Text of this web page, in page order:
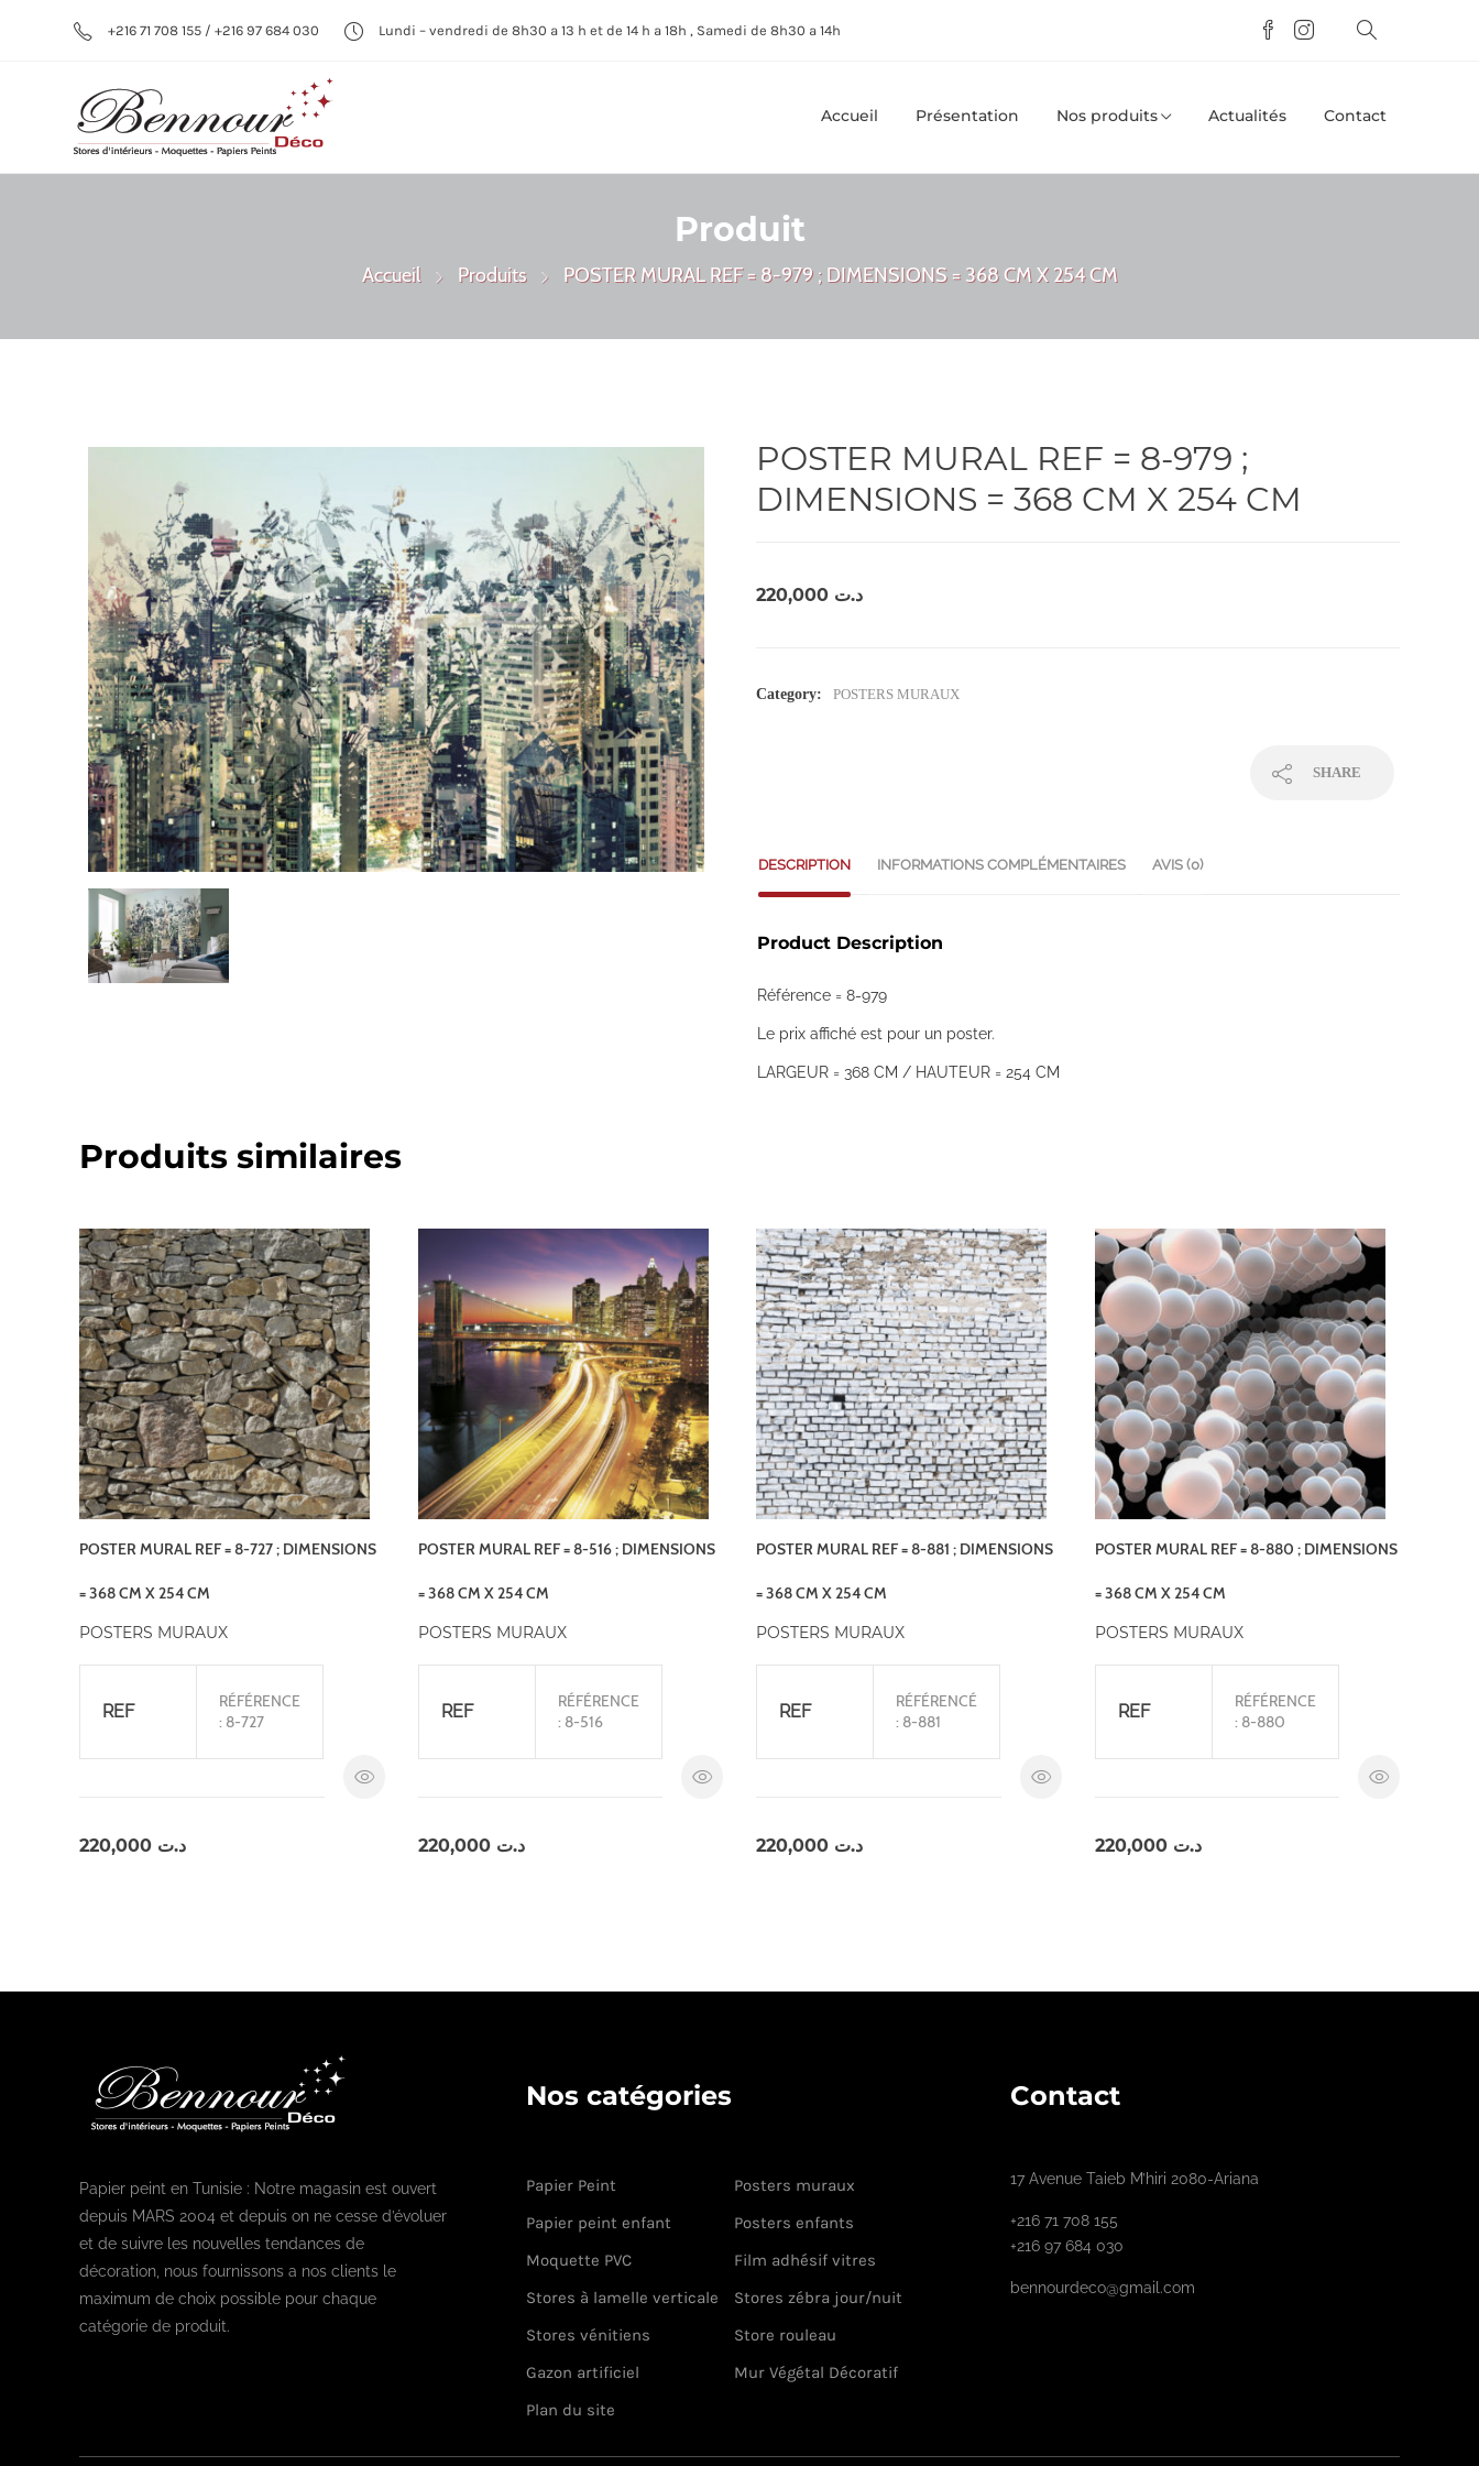
+216 71 708 155 / +216 97 684 030 Lundi – vendredi de 8h30 a 13 h et de 14 h a 18h , Samedi de 8h30 a 14h
Accueil Présentation Nos produits Actualités Contact
Produit
Accueil Produits POSTER MURAL REF = 8-979 ; DIMENSIONS = 368 CM X 254 CM
POSTER MURAL REF = 8-979 ;
DIMENSIONS = 368 CM X 254 CM
د.ت
Category: POSTERS MURAUX
SHARE
DESCRIPTION INFORMATIONS COMPLÉMENTAIRES AVIS (0)
Product Description
Référence = 8-979
Le prix affiché est pour un poster.
LARGEUR = 368 CM / HAUTEUR = 254 CM
Produits similaires
POSTER MURAL REF = 8-727 ; DIMENSIONS
= 368 CM X 254 CM
POSTERS MURAUX
REF
RÉFÉRENCE
: 8-727
د.ت
POSTER MURAL REF = 8-516 ; DIMENSIONS
= 368 CM X 254 CM
POSTERS MURAUX
REF
RÉFÉRENCE
: 8-516
د.ت 220,000
POSTER MURAL REF = 8-881 ; DIMENSIONS
= 368 CM X 254 CM
POSTERS MURAUX
REF
RÉFÉRENCÉ
: 8-881
د.ت
POSTER MURAL REF = 8-880 ; DIMENSIONS
= 368 CM X 254 CM
POSTERS MURAUX
REF
RÉFÉRENCE
: 8-880
د.ت 220,000
Papier peint en Tunisie : Notre magasin est ouvert
depuis MARS 2004 et depuis on ne cesse d’évoluer
et de suivre les nouvelles tendances de
décoration, nous fournissons a nos clients le
maximum de choix possible pour chaque
catégorie de produit.
Nos catégories
Papier Peint
Posters muraux
Papier peint enfant
Posters enfants
Moquette PVC
Film adhésif vitres
Stores à lamelle verticale
Stores zébra jour/nuit
Stores vénitiens
Store rouleau
Gazon artificiel
Mur Végétal Décoratif
Plan du site
Contact
17 Avenue Taieb M’hiri 2080-Ariana
+216 71 708 155
+216 97 684 030
bennourdeco@gmail.com